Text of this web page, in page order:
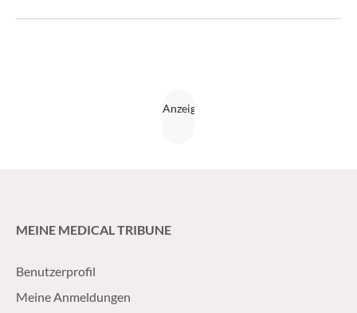
MEINE MEDICAL TRIBUNE
Benutzerprofil
Meine Anmeldungen